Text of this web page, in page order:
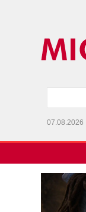
07.08.2026